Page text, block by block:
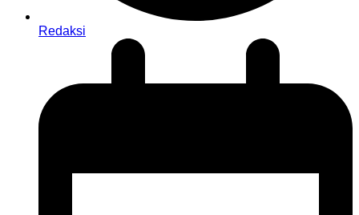
Redaksi